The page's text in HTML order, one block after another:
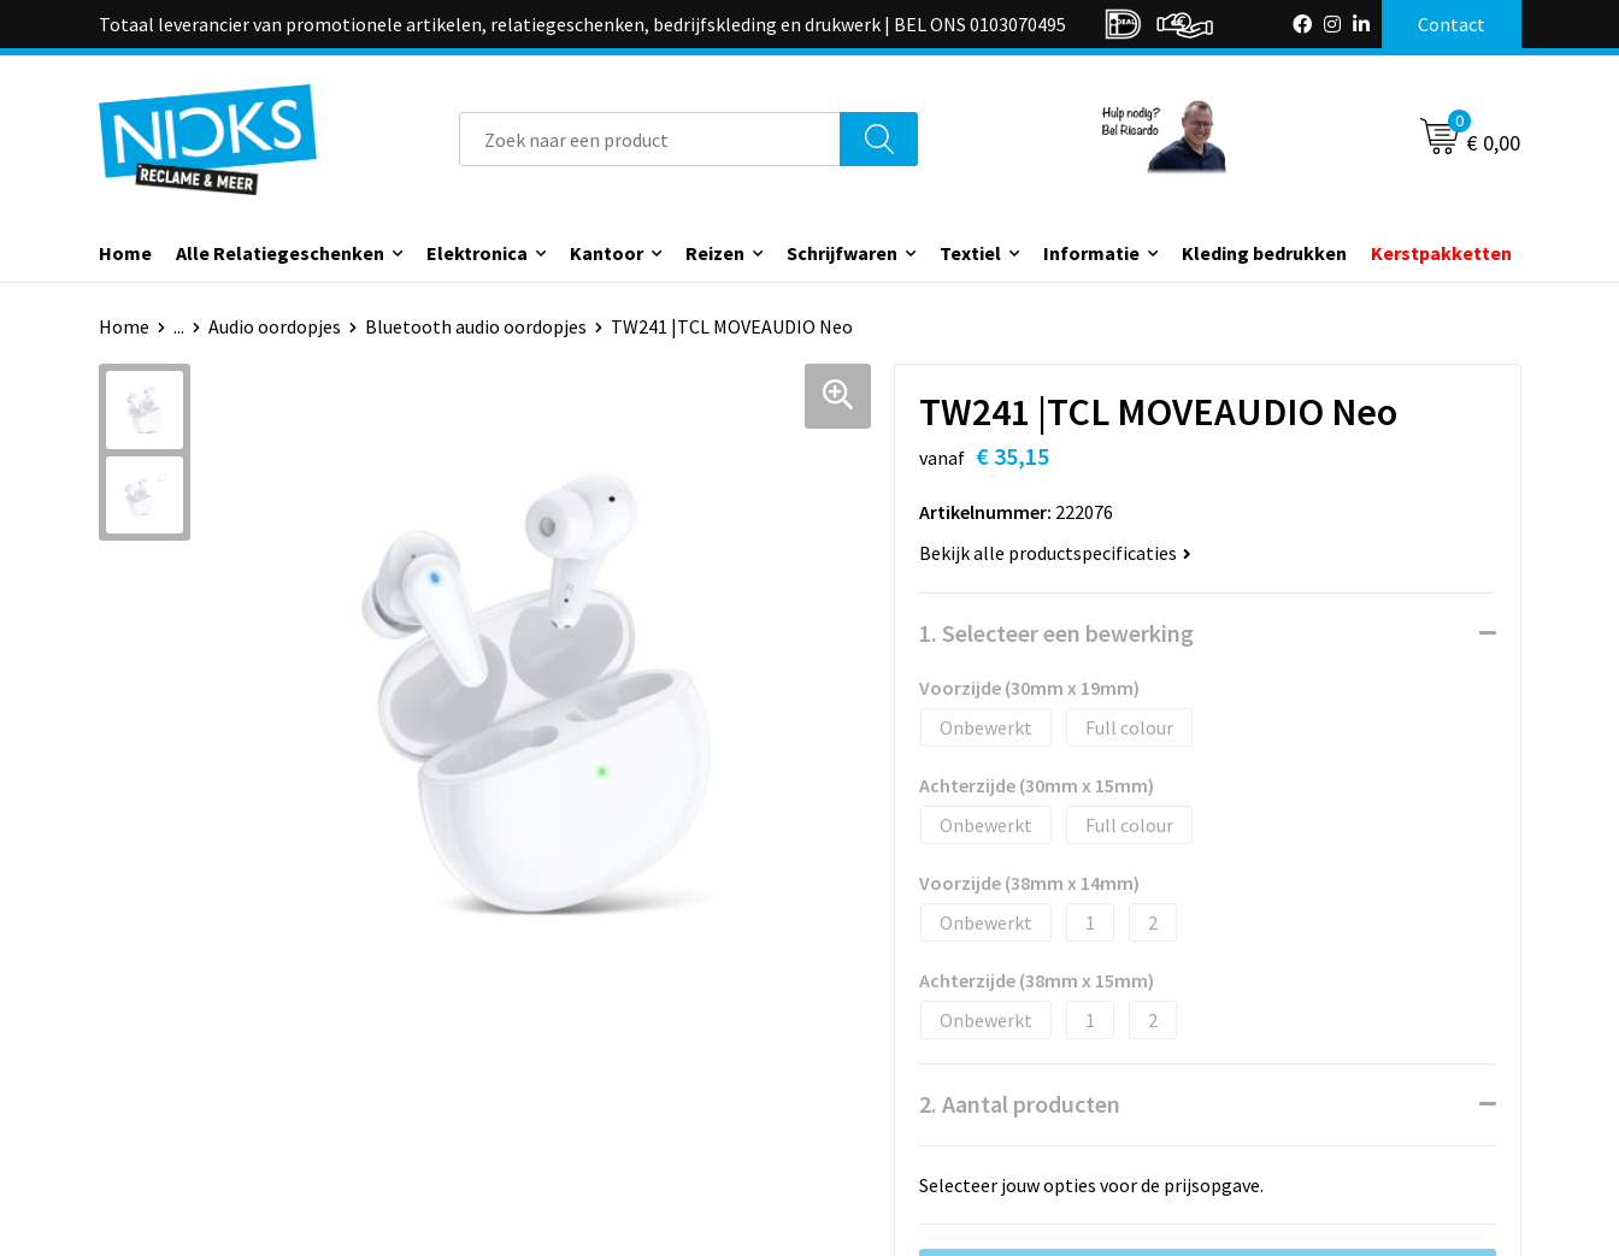
Totaal leverancier van promotionele artikelen, relatiegeschenken, bedrijfskleding en drukwerk | BEL ONS 0103070495 Contact
0
€ 0,00
Home Alle Relatiegeschenken Elektronica Kantoor Reizen Schrijfwaren Textiel Informatie Kleding bedrukken Kerstpakketten
Home ... Audio oordopjes Bluetooth audio oordopjes TW241 |TCL MOVEAUDIO Neo
TW241 |TCL MOVEAUDIO Neo
vanaf € 35,15
Artikelnummer: 222076
Bekijk alle productspecificaties
1. Selecteer een bewerking
Voorzijde (30mm x 19mm)
Onbewerkt
Full colour
Achterzijde (30mm x 15mm)
Onbewerkt
Full colour
Voorzijde (38mm x 14mm)
Onbewerkt
1 2
Achterzijde (38mm x 15mm)
Onbewerkt
1 2
2. Aantal producten
Selecteer jouw opties voor de prijsopgave.